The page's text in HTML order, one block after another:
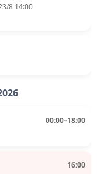
8 14:00
00:00–18:00
16:00